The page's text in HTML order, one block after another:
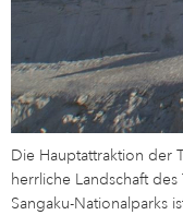
Die Hauptattraktion der
herrliche Landschaft
Sangaku-Nationalparks